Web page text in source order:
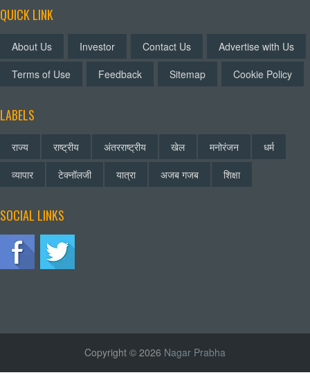
QUICK LINK
About Us Investor Contact Us
Advertise with Us
Terms of Use
Feedback Sitemap Cookie Policy
LABELS
राज्य राष्ट्रीय अंतरराष्ट्रीय खेल मनोरंजन
धर्म
व्यापार
टेक्नॉलजी यात्रा अजब गजब शिक्षा
SOCIAL LINKS
Copyright © 2026 Nagar Prabha